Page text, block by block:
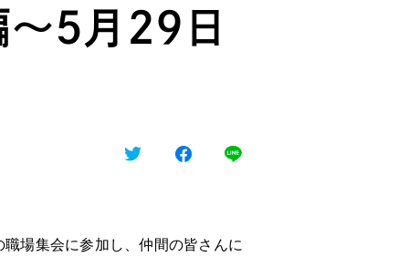
5月29日
場集会に参加し、仲間の皆さんに